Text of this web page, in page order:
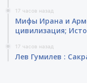
17 часов назад
Мифы Ирана и
цивилизация;
17 часов назад
Лев Гумилев :